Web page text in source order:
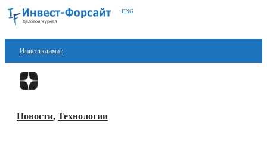
ENG
Инвестклимат
Финансы
Блокчейн
Новости, Технологии